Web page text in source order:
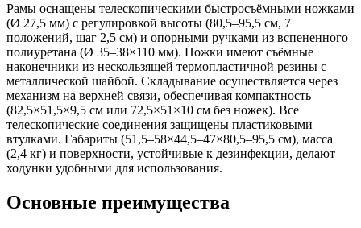
Рамы оснащены телескопическими быстросъёмными ножками
(Ø 27,5 мм) с регулировкой высоты (80,5–95,5 см, 7
положений, шаг 2,5 см) и опорными ручками из вспененного
полиуретана (Ø 35–38×110 мм). Ножки имеют съёмные
наконечники из нескользящей термопластичной резины с
металлической шайбой. Складывание осуществляется через
механизм на верхней связи, обеспечивая компактность
(82,5×51,5×9,5 см или 72,5×51×10 см без ножек). Все
телескопические соединения защищены пластиковыми
втулками. Габариты (51,5–58×44,5–47×80,5–95,5 см), масса
(2,4 кг) и поверхности, устойчивые к дезинфекции, делают
ходунки удобными для использования.
Основные преимущества